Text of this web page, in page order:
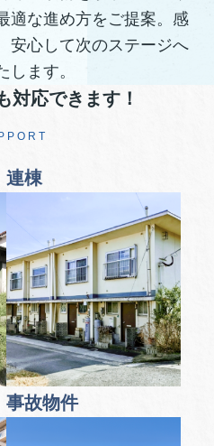
適な進め方をご提案。感
安心して次のステージへ
ます。
対応できます！
連棟
事故物件